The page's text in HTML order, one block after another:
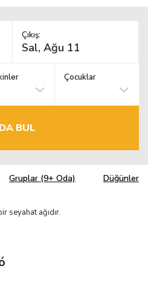
Çıkış:
Çocuklar
BUL
Gruplar (9+ Oda) Düğünler
seyahat ağıdır.